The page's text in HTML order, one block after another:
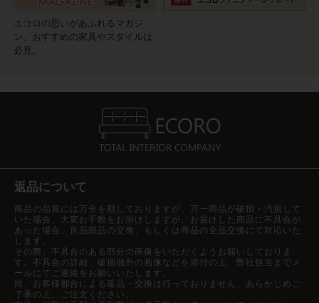
エコロの思いがあふれるマガジ
ン。おすすめの家具やスタイルは
必見。
返品について
商品の品質には万全を期しておりますが、万一商品が破損・汚損して
いた場合、大変お手数をお掛けしますが、お届けした商品に不具合が
あった場合、良品部品の交換、もしくは商品の全品交換にて対応いた
します。
その際、不具合のある部分の画像をいただくようお願いしておりま
す。不具合の詳細、破損個所の画像などを添付の上、弊社担当までメ
ールにてご連絡をお願いいたします。
尚、お客様都合による返品・交換は行っておりません。あらかじめご
了承の上、ご注文ください。